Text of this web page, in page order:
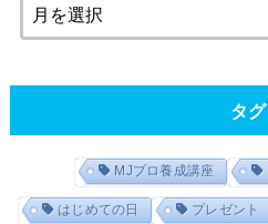
タグ
MJプロ養成講座
はじめての日 プレゼント